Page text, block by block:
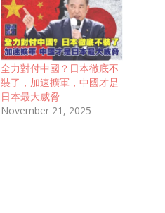
全力對付中國？日本徹底不
裝了，加速擴軍，中國才是
日本最大威脅
November 21, 2025